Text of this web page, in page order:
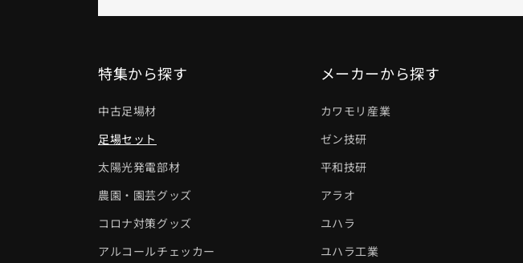
特集から探す
中古足場材
足場セット
太陽光発電部材
農園・園芸グッズ
コロナ対策グッズ
アルコールチェッカー
メーカーから探す
カワモリ産業
ゼン技研
平和技研
アラオ
ユハラ
ユハラ工業